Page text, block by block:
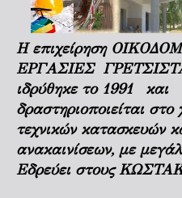
Η επιχείρηση
ΕΡΓΑΣΙΕΣ
ιδρύθηκε το 1991 και
δραστηριοποιείται
τεχνικών κατασκευών
ανακαινίσεων, με
Εδρεύει στους